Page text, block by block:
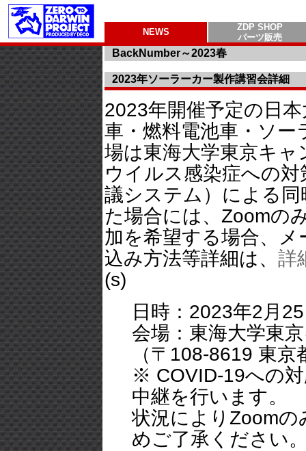
NEWS
ZDP SHOP
パーツ販売
BackNumber～2023春
2023年ソーラーカー製作講習会詳細
2023年開催予定の日
車・燃料電池車・ソー
場は東海大学東京キ
ウイルス感染症への
議システム）による
た場合には、Zoomの
加を希望する場合、
込み方法等詳細は、 詳
(s)
日時：2023年2月
会場：東海大学東
（〒108-8619 東
※ COVID-19への
中継を行います。
状況によりZoom
めご了承ください